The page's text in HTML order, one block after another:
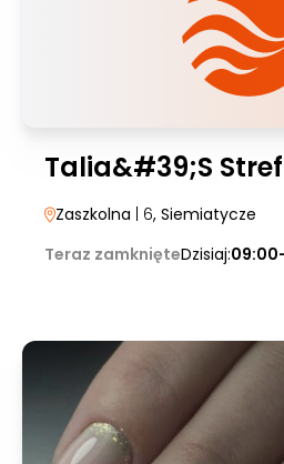
Talia&#39;S
Zaszkolna | 6, Siemiatycze
Teraz zamknięteDzisiaj: